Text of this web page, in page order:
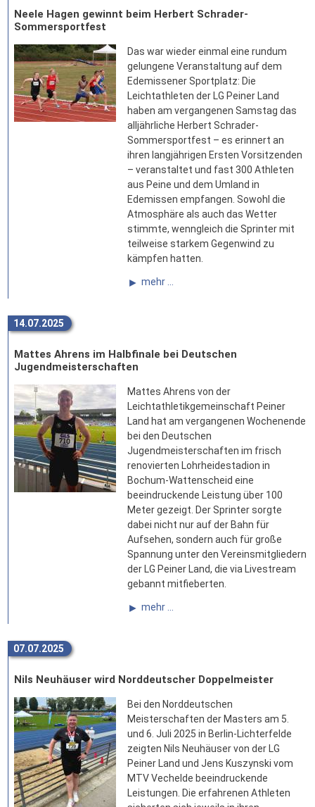
Neele Hagen gewinnt beim Herbert Schrader-
Sommersportfest
Das war wieder einmal eine rundum
gelungene Veranstaltung auf dem
Edemissener Sportplatz: Die
Leichtathleten der LG Peiner Land
haben am vergangenen Samstag das
alljährliche Herbert Schrader-
Sommersportfest – es erinnert an
ihren langjährigen Ersten Vorsitzenden
– veranstaltet und fast 300 Athleten
aus Peine und dem Umland in
Edemissen empfangen. Sowohl die
Atmosphäre als auch das Wetter
stimmte, wenngleich die Sprinter mit
teilweise starkem Gegenwind zu
kämpfen hatten.
mehr ...
14.07.2025
Mattes Ahrens im Halbfinale bei Deutschen
Jugendmeisterschaften
Mattes Ahrens von der
Leichtathletikgemeinschaft Peiner
Land hat am vergangenen Wochenende
bei den Deutschen
Jugendmeisterschaften im frisch
renovierten Lohrheidestadion in
Bochum-Wattenscheid eine
beeindruckende Leistung über 100
Meter gezeigt. Der Sprinter sorgte
dabei nicht nur auf der Bahn für
Aufsehen, sondern auch für große
Spannung unter den Vereinsmitgliedern
der LG Peiner Land, die via Livestream
gebannt mitfieberten.
mehr ...
07.07.2025
Nils Neuhäuser wird Norddeutscher Doppelmeister
Bei den Norddeutschen
Meisterschaften der Masters am 5.
und 6. Juli 2025 in Berlin-Lichterfelde
zeigten Nils Neuhäuser von der LG
Peiner Land und Jens Kuszynski vom
MTV Vechelde beeindruckende
Leistungen. Die erfahrenen Athleten